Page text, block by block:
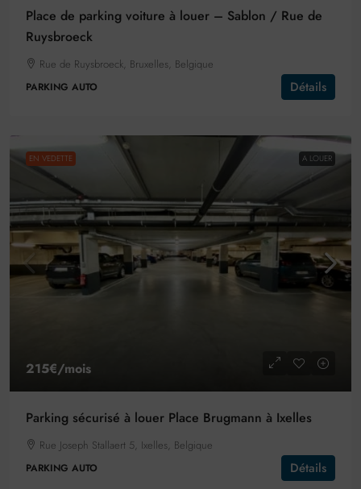
Place de parking voiture à louer – Sablon / Rue de
Ruysbroeck
Rue de Ruysbroeck, Bruxelles, Belgique
PARKING AUTO Détails
EN VEDETTE A LOUER
215€/mois
Parking sécurisé à louer Place Brugmann à Ixelles
Rue Joseph Stallaert 5, Ixelles, Belgique
PARKING AUTO Détails